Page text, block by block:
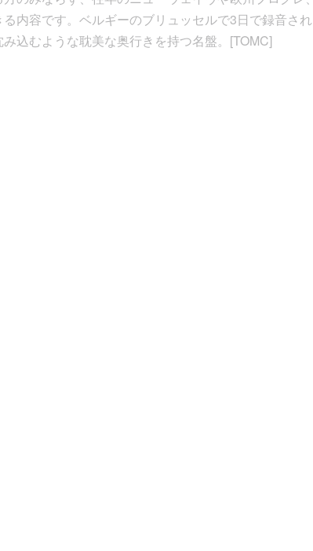
内容です。ベルギーのブリュッセルで3日で録音され
込むような耽美な奥行きを持つ名盤。[TOMC]